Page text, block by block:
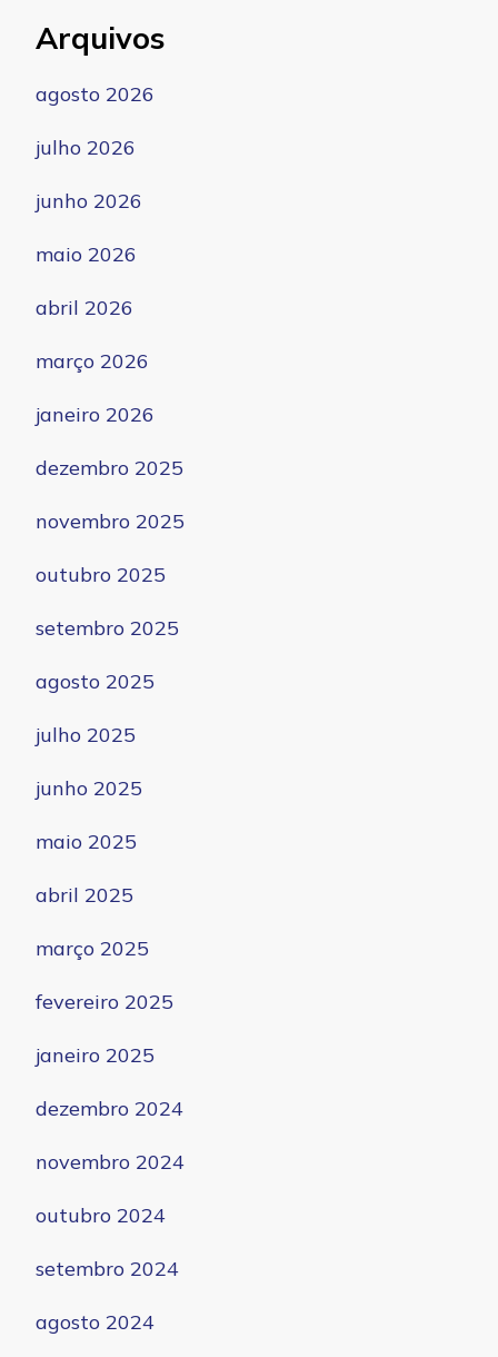
Arquivos
agosto 2026
julho 2026
junho 2026
maio 2026
abril 2026
março 2026
janeiro 2026
dezembro 2025
novembro 2025
outubro 2025
setembro 2025
agosto 2025
julho 2025
junho 2025
maio 2025
abril 2025
março 2025
fevereiro 2025
janeiro 2025
dezembro 2024
novembro 2024
outubro 2024
setembro 2024
agosto 2024